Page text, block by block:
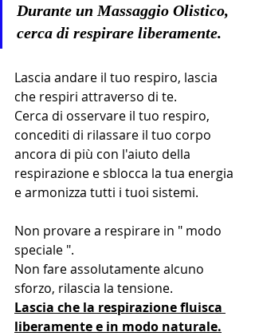
Durante un Massaggio Olistico,
cerca di respirare liberamente.
Lascia andare il tuo respiro, lascia
che respiri attraverso di te.
Cerca di osservare il tuo respiro,
concediti di rilassare il tuo corpo
ancora di più con l'aiuto della
respirazione e sblocca la tua energia
e armonizza tutti i tuoi sistemi.
Non provare a respirare in " modo
speciale ".
Non fare assolutamente alcuno
sforzo, rilascia la tensione.
Lascia che la respirazione fluisca
liberamente e in modo naturale.